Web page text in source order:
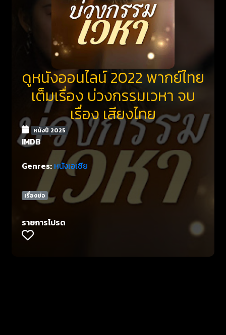
ดูหนังออนไลน์ 2022 พากย์ไทย
เต็มเรื่อง บ่วงกรรมเวหา จบ
เรื่อง เสียงไทย
หนังปี 2025
IMDB
Genres: หนังเอเชีย
เรื่องย่อ
รายการโปรด